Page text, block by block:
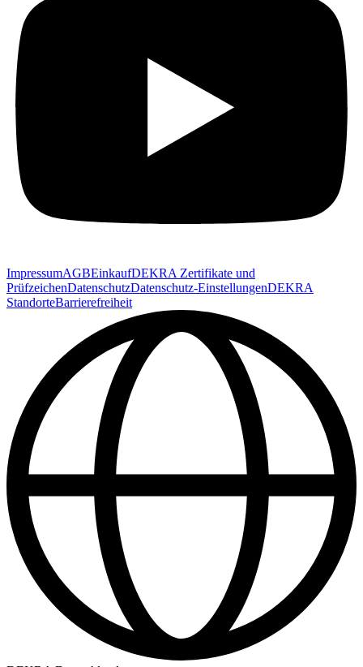
ImpressumAGBEinkaufDEKRA Zertifikate und
PrüfzeichenDatenschutzDatenschutz-EinstellungenDEKRA
StandorteBarrierefreiheit